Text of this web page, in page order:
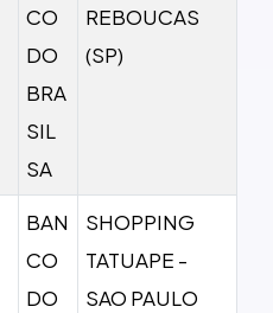
CO
DO
BRA
SIL
SA
REBOUCAS
(SP)
BAN
CO
DO
SHOPPING
TATUAPE -
SAO PAULO